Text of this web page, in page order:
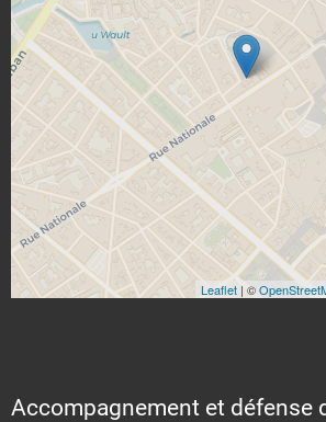
Leaflet | ©
Accompagnement et défense